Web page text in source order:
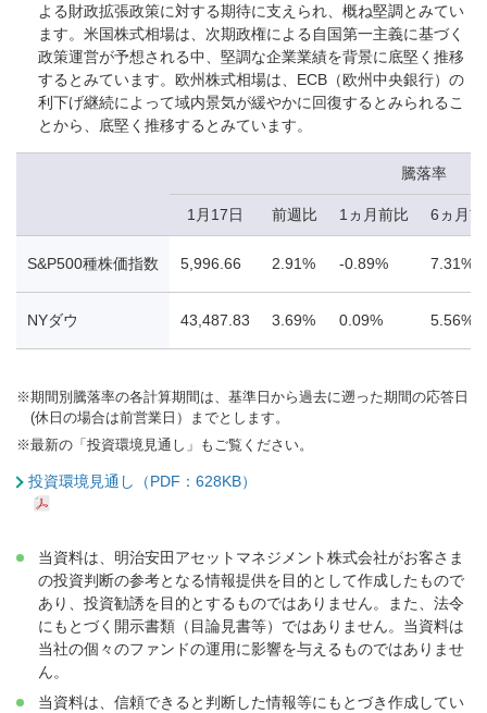
よる財政拡張政策に対する期待に支えられ、概ね堅調とみてい
ます。米国株式相場は、次期政権による自国第一主義に基づく
政策運営が予想される中、堅調な企業業績を背景に底堅く推移
するとみています。欧州株式相場は、ECB（欧州中央銀行）の
利下げ継続によって域内景気が緩やかに回復するとみられるこ
とから、底堅く推移するとみています。
騰落率
1月17日 前週比 1ヵ月前比 6ヵ月
S&P500種株価指数 5,996.66 2.91% -0.89% 7.31%
NYダウ 43,487.83 3.69% 0.09% 5.56%
※期間別騰落率の各計算期間は、基準日から過去に遡った期間の応答日
(休日の場合は前営業日）までとします。
※最新の「投資環境見通し」もご覧ください。
投資環境見通し（PDF：628KB）
当資料は、明治安田アセットマネジメント株式会社がお客さま
の投資判断の参考となる情報提供を目的として作成したもので
あり、投資勧誘を目的とするものではありません。また、法令
にもとづく開示書類（目論見書等）ではありません。当資料は
当社の個々のファンドの運用に影響を与えるものではありませ
ん。
当資料は、信頼できると判断した情報等にもとづき作成してい